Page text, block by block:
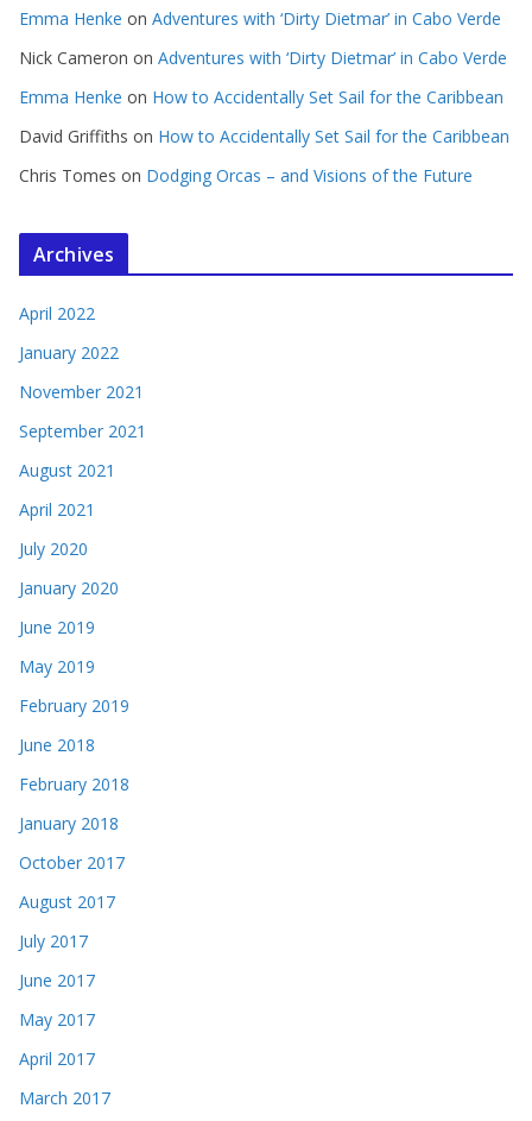
Emma Henke on Adventures with ‘Dirty Dietmar’ in Cabo Verde
Nick Cameron on Adventures with ‘Dirty Dietmar’ in Cabo Verde
Emma Henke on How to Accidentally Set Sail for the Caribbean
David Griffiths on How to Accidentally Set Sail for the Caribbean
Chris Tomes on Dodging Orcas – and Visions of the Future
Archives
April 2022
January 2022
November 2021
September 2021
August 2021
April 2021
July 2020
January 2020
June 2019
May 2019
February 2019
June 2018
February 2018
January 2018
October 2017
August 2017
July 2017
June 2017
May 2017
April 2017
March 2017